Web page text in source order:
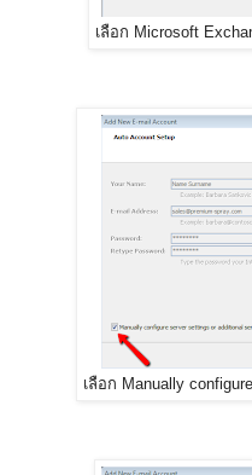
เลือก Microsoft
เลือก Manually